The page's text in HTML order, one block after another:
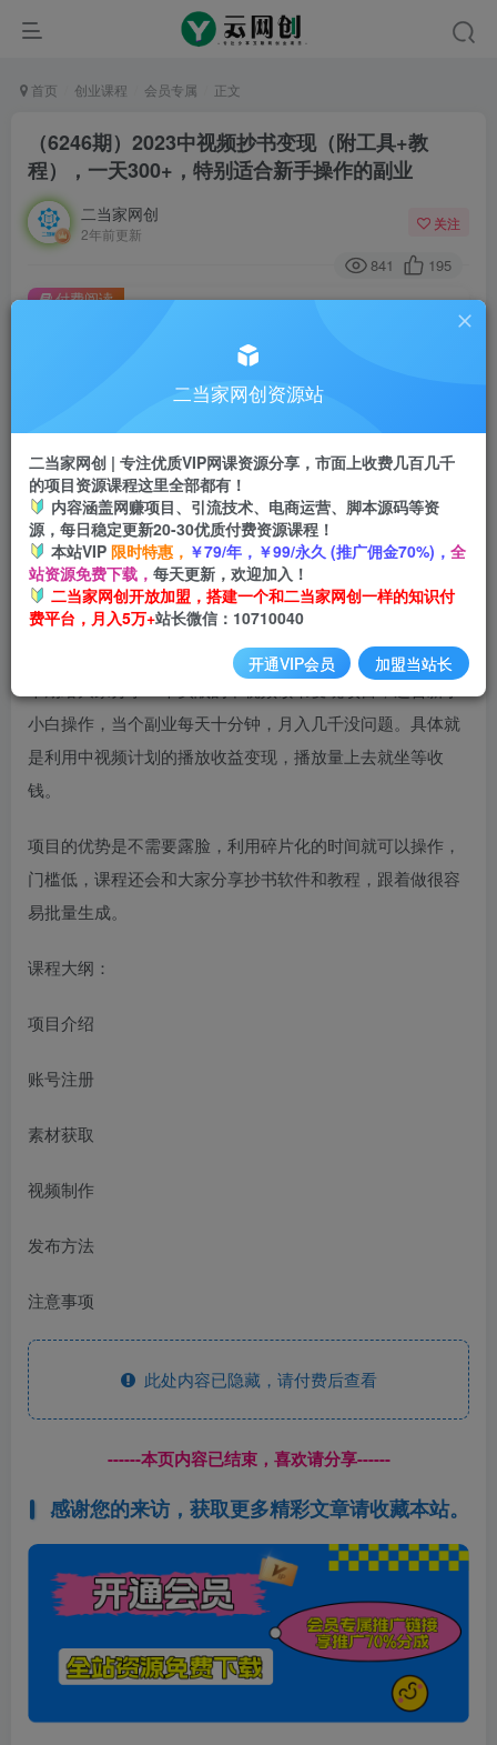
首页 创业课程 会员专属 正文
（6246期）2023中视频抄书变现（附工具+教
程），一天300+，特别适合新手操作的副业
二当家网创
2年前更新
关注
841 195
此内容为付费阅读，请付费后查看
会员专属资源
会员免费
开通会员
付费阅读
小白操作，当个副业每天十分钟，月入几千没问题。具体就
是利用中视频计划的播放收益变现，播放量上去就坐等收
钱。
项目的优势是不需要露脸，利用碎片化的时间就可以操作，
门槛低，课程还会和大家分享抄书软件和教程，跟着做很容
易批量生成。
课程大纲：
项目介绍
账号注册
素材获取
视频制作
发布方法
注意事项
此处内容已隐藏，请付费后查看
------本页内容已结束，喜欢请分享------
感谢您的来访，获取更多精彩文章请收藏本站。
二当家网创资源站
二当家网创 | 专注优质VIP网课资源分享，市面上收费几百几千
的项目资源课程这里全部都有！
内容涵盖网赚项目、引流技术、电商运营、脚本源码等资
源，每日稳定更新20-30优质付费资源课程！
本站VIP 限时特惠， ￥79/年，￥99/永久 (推广佣金70%)， 全
站资源免费下载， 每天更新，欢迎加入！
二当家网创开放加盟，搭建一个和二当家网创一样的知识付
费平台，月入5万+站长微信：10710040
开通VIP会员 加盟当站长